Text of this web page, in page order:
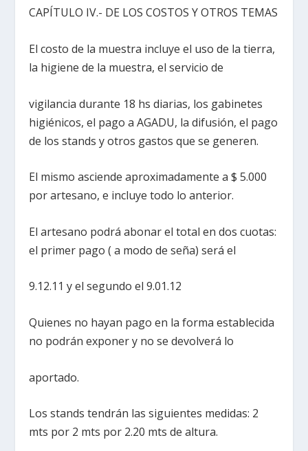
CAPÍTULO IV.- DE LOS COSTOS Y OTROS TEMAS
El costo de la muestra incluye el uso de la tierra,
la higiene de la muestra, el servicio de
vigilancia durante 18 hs diarias, los gabinetes
higiénicos, el pago a AGADU, la difusión, el pago
de los stands y otros gastos que se generen.
El mismo asciende aproximadamente a $ 5.000
por artesano, e incluye todo lo anterior.
El artesano podrá abonar el total en dos cuotas:
el primer pago ( a modo de seña) será el
9.12.11 y el segundo el 9.01.12
Quienes no hayan pago en la forma establecida
no podrán exponer y no se devolverá lo
aportado.
Los stands tendrán las siguientes medidas: 2
mts por 2 mts por 2.20 mts de altura.